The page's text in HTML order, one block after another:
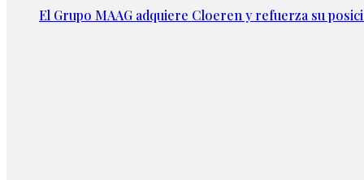
El Grupo MAAG adquiere Cloeren y refuerza su